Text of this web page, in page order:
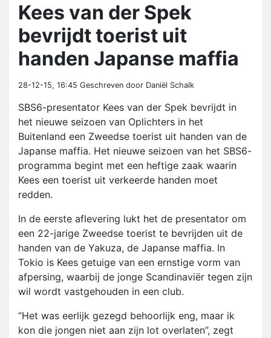
Kees van der Spek
bevrijdt toerist uit
handen Japanse maffia
28-12-15, 16:45 Geschreven door Daniël Schalk
SBS6-presentator Kees van der Spek bevrijdt in
het nieuwe seizoen van Oplichters in het
Buitenland een Zweedse toerist uit handen van de
Japanse maffia. Het nieuwe seizoen van het SBS6-
programma begint met een heftige zaak waarin
Kees een toerist uit verkeerde handen moet
redden.
In de eerste aflevering lukt het de presentator om
een 22-jarige Zweedse toerist te bevrijden uit de
handen van de Yakuza, de Japanse maffia. In
Tokio is Kees getuige van een ernstige vorm van
afpersing, waarbij de jonge Scandinaviër tegen zijn
wil wordt vastgehouden in een club.
“Het was eerlijk gezegd behoorlijk eng, maar ik
kon die jongen niet aan zijn lot overlaten”, zegt